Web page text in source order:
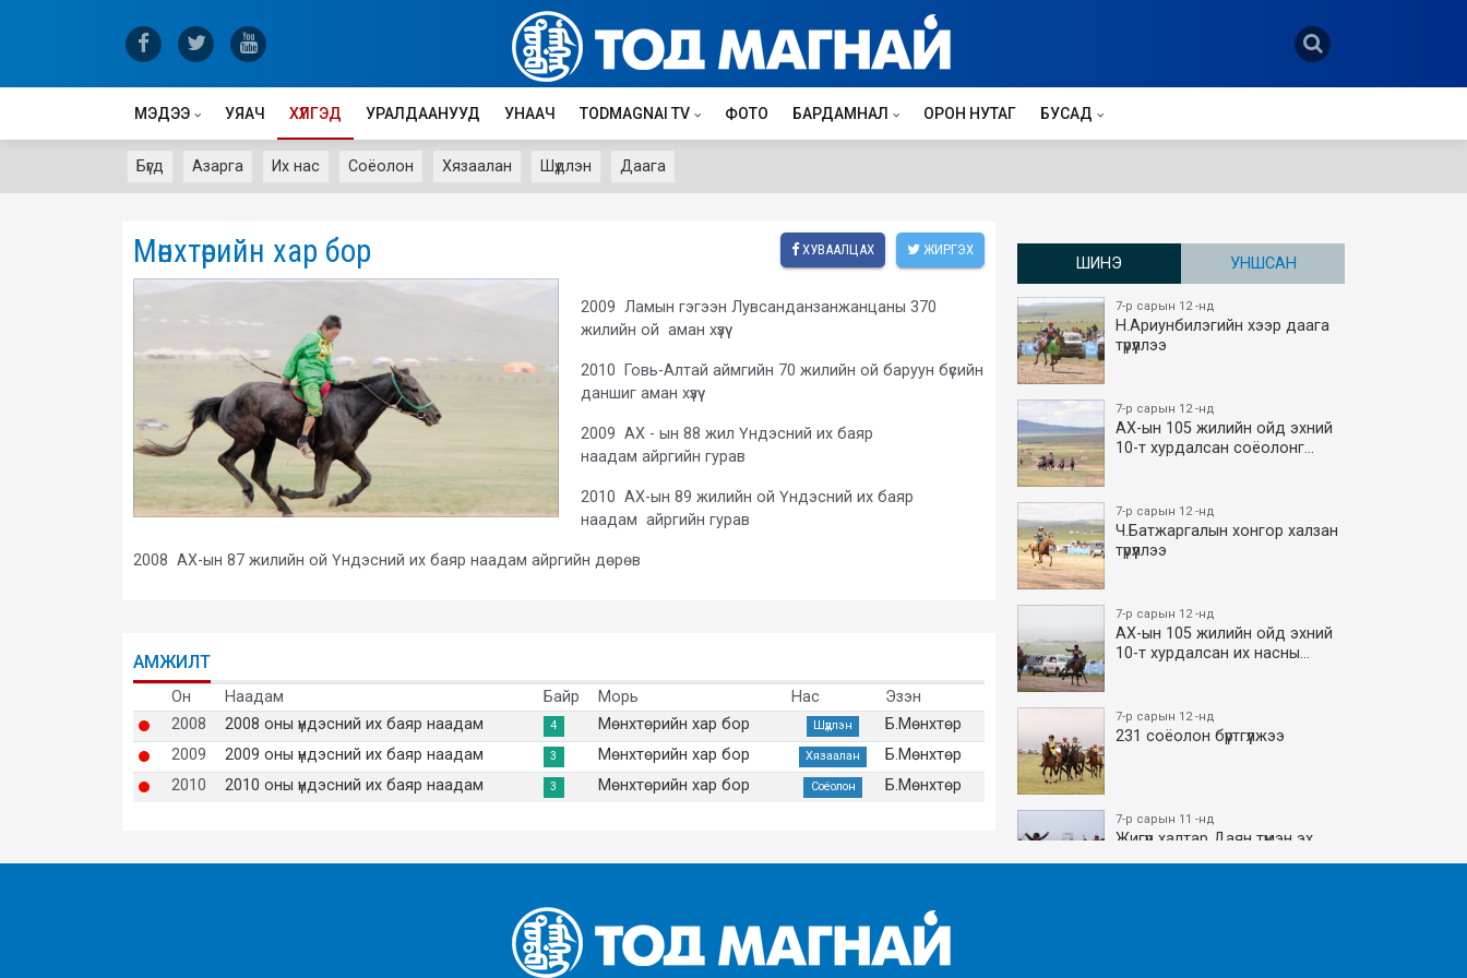
МЭДЭЭ УЯАЧ ХҮЛГЭД УРАЛДААНУУД УНААЧ TODMAGNAI TV ФОТО БАРДАМНАЛ ОРОН НУТАГ БУСАД
Бүгд Азарга Их нас Соёолон Хязаалан Шүдлэн Даага
Мөнхтөрийн хар бор ХУВААЛЦАХ ЖИРГЭХ
2009 Ламын гэгээн Лувсанданзанжанцаны 370
жилийн ой аман хүзүү
2010 Говь-Алтай аймгийн 70 жилийн ой баруун бүсийн
даншиг аман хүзүү
2009 АХ - ын 88 жил Үндэсний их баяр
наадам айргийн гурав
2010 АХ-ын 89 жилийн ой Үндэсний их баяр
наадам айргийн гурав
2008 АХ-ын 87 жилийн ой Үндэсний их баяр наадам айргийн дөрөв
АМЖИЛТ
Он Наадам Байр Морь Нас
Эзэн
2008
2008 оны үндэсний их баяр наадам 4 Мөнхтөрийн хар бор Шүдлэн
Б.Мөнхтөр
2009
2009 оны үндэсний их баяр наадам 3 Мөнхтөрийн хар бор Хязаалан
Б.Мөнхтөр
2010
2010 оны үндэсний их баяр наадам 3 Мөнхтөрийн хар бор Соёолон Б.Мөнхтөр
ШИНЭ УНШСАН
7-р сарын 12 -нд
Н.Ариунбилэгийн хээр даага
түрүүллээ
7-р сарын 12 -нд
АХ-ын 105 жилийн ойд эхний
10-т хурдалсан соёолонг…
7-р сарын 12 -нд
Ч.Батжаргалын хонгор халзан
түрүүллээ
7-р сарын 12 -нд
АХ-ын 105 жилийн ойд эхний
10-т хурдалсан их насны…
7-р сарын 12 -нд
231 соёолон бүртгүүлжээ
7-р сарын 11 -нд
Жигүүр халтар Даян түмэн эх